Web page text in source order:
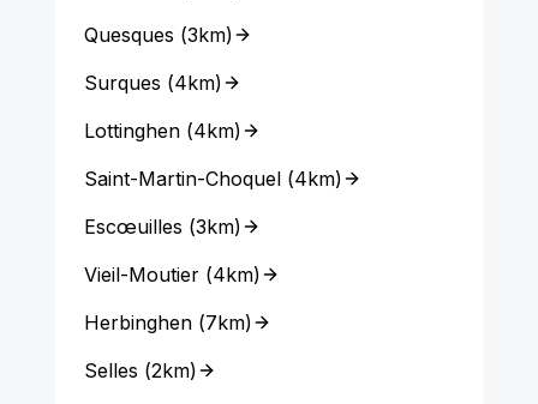
Quesques (3km)
Surques (4km)
Lottinghen(4km)
Saint-Martin-Choquel(4km)
Escœuilles (3km)
Vieil-Moutier(4km)
Herbinghen(7km)
Selles (2km)